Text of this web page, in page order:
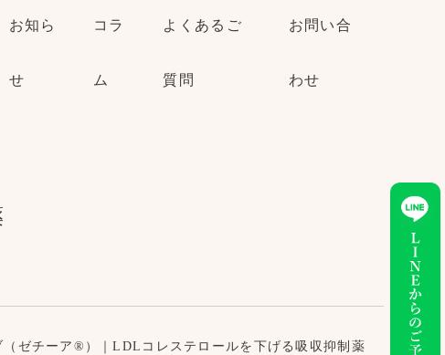
お知ら
せ
コラ
ム
よくあるご
質問
お問い合
わせ
（ゼチーア®）｜LDLコレステロールを下げる吸収抑制薬